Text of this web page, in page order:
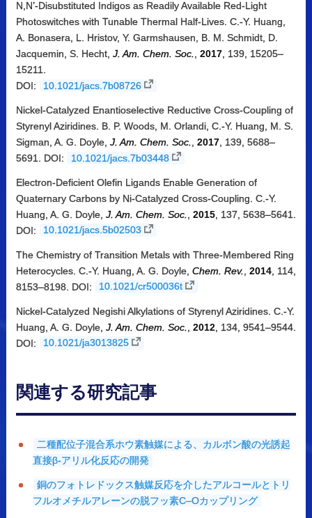
N,N’-Disubstituted Indigos as Readily Available Red-Light
Photoswitches with Tunable Thermal Half-Lives. C.-Y. Huang,
A. Bonasera, L. Hristov, Y. Garmshausen, B. M. Schmidt, D.
Jacquemin, S. Hecht, J. Am. Chem. Soc., 2017, 139, 15205–
15211.
DOI:
10.1021/jacs.7b08726
Nickel-Catalyzed Enantioselective Reductive Cross-Coupling of
Styrenyl Aziridines. B. P. Woods, M. Orlandi, C.-Y. Huang, M. S.
Sigman, A. G. Doyle, J. Am. Chem. Soc., 2017, 139, 5688–
5691. DOI:
10.1021/jacs.7b03448
Electron-Deficient Olefin Ligands Enable Generation of
Quaternary Carbons by Ni-Catalyzed Cross-Coupling. C.-Y.
Huang, A. G. Doyle, J. Am. Chem. Soc., 2015, 137, 5638–5641.
DOI:
10.1021/jacs.5b02503
The Chemistry of Transition Metals with Three-Membered Ring
Heterocycles. C.-Y. Huang, A. G. Doyle, Chem. Rev., 2014, 114,
8153–8198. DOI:
10.1021/cr500036t
Nickel-Catalyzed Negishi Alkylations of Styrenyl Aziridines. C.-Y.
Huang, A. G. Doyle, J. Am. Chem. Soc., 2012, 134, 9541–9544.
DOI:
10.1021/ja3013825
関連する研究記事
二種配位子混合系ホウ素触媒による、カルボン酸の光誘起
直接β-アリル化反応の開発
銅のフォトレドックス触媒反応を介したアルコールとトリ
フルオメチルアレーンの脱フッ素C‒Oカップリング